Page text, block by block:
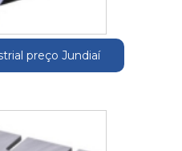
preço Jundiaí